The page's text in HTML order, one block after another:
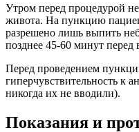
Утром перед процедурой
живота. На пункцию
разрешено лишь выпить
позднее 45-60 минут перед
Перед проведением
гиперчувствительность к
никогда их не вводили).
Показания и